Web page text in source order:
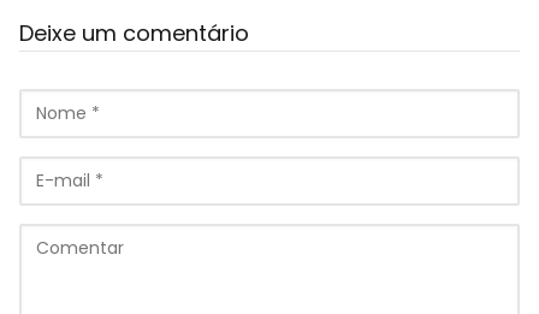
Deixe um comentário